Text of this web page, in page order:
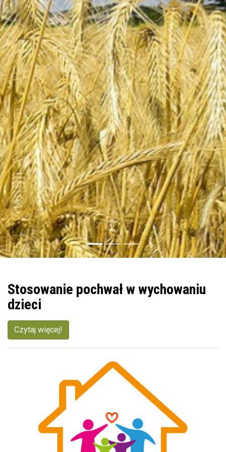
Stosowanie pochwał w wychowaniu
dzieci
Czytaj więcej!